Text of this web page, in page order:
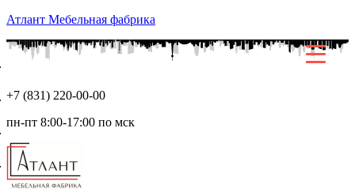
Перейти
содержимому
Атлант Мебельная фабрика
+7 (831) 220-00-00
пн-пт 8:00-17:00 по мск